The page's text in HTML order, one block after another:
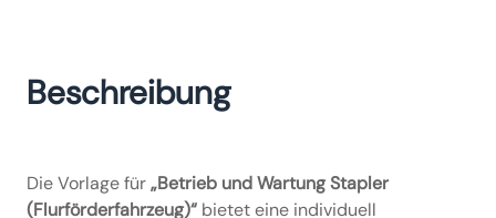
Beschreibung
Die Vorlage für„Betrieb und Wartung Stapler
(Flurförderfahrzeug)“ bietet eine individuell